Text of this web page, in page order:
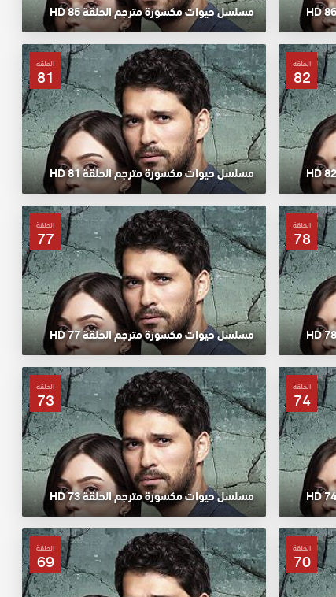
مسلسل حيوات مكسورة مترجم الحلقة 85 HD
الحلقة
82
الحلقة
81
مسلسل حيوات مكسورة مترجم الحلقة 81 HD
الحلقة
78
الحلقة
77
مسلسل حيوات مكسورة مترجم الحلقة 77 HD
الحلقة
74
الحلقة
73
مسلسل حيوات مكسورة مترجم الحلقة 73 HD
الحلقة
70
الحلقة
69